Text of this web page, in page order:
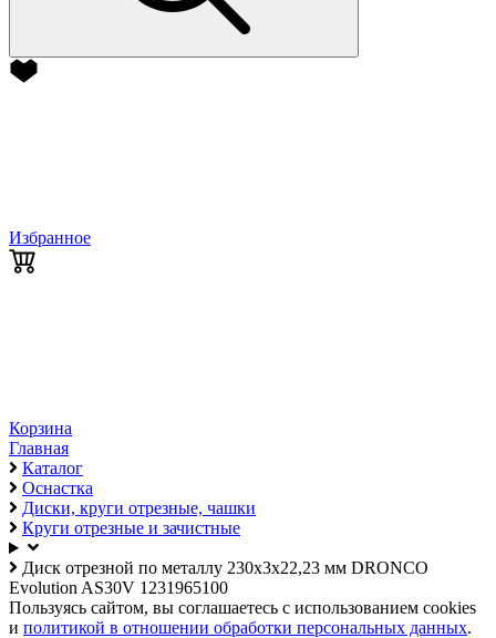
Избранное
Корзина
Главная
Каталог
Оснастка
Диски, круги отрезные, чашки
Круги отрезные и зачистные
Диск отрезной по металлу 230х3х22,23 мм DRONCO
Evolution AS30V 1231965100
Пользуясь сайтом, вы соглашаетесь с использованием cookies
и политикой в отношении обработки персональных данных.